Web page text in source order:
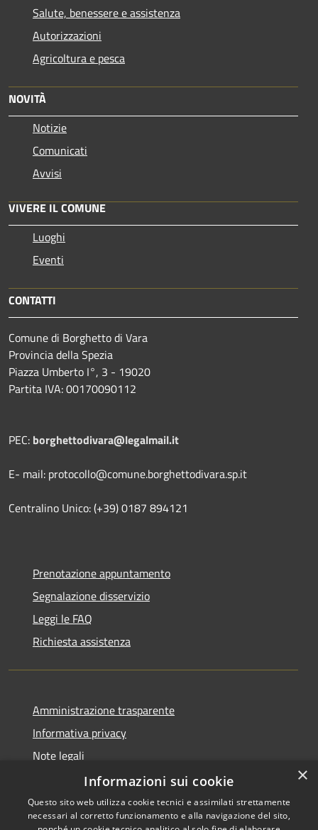
Salute, benessere e assistenza
Autorizzazioni
Agricoltura e pesca
NOVITÀ
Notizie
Comunicati
Avvisi
VIVERE IL COMUNE
Luoghi
Eventi
CONTATTI
Comune di Borghetto di Vara
Provincia della Spezia
Piazza Umberto I°, 3 - 19020
Partita IVA: 00170090112
PEC: borghettodivara@legalmail.it
E- mail: protocollo@comune.borghettodivara.sp.it
Centralino Unico: (+39) 0187 894121
Prenotazione appuntamento
Segnalazione disservizio
Leggi le FAQ
Richiesta assistenza
Amministrazione trasparente
Informativa privacy
Note legali
Dichiarazione di accessibilità
×
Informazioni sui cookie
Questo sito web utilizza cookie tecnici e assimilati strettamente
necessari al corretto funzionamento e alla navigazione del sito,